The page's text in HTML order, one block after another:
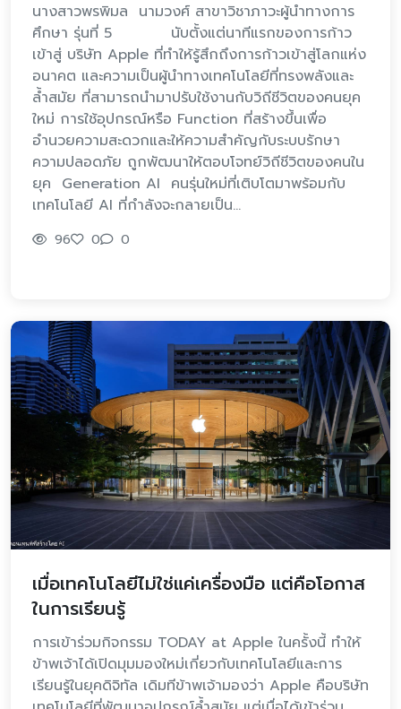
นางสาวพรพิมล นามวงศ์ สาขาวิชาภาวะผู้นำทางการ
ศึกษา รุ่นที่ 5 นับตั้งแต่นาทีแรกของการก้าว
เข้าสู่ บริษัท Apple ที่ทำให้รู้สึกถึงการก้าวเข้าสู่โลกแห่ง
อนาคต และความเป็นผู้นำทางเทคโนโลยีที่ทรงพลังและ
ล้ำสมัย ที่สามารถนำมาปรับใช้งานกับวิถีชีวิตของคนยุค
ใหม่ การใช้อุปกรณ์หรือ Function ที่สร้างขึ้นเพื่อ
อำนวยความสะดวกและให้ความสำคัญกับระบบรักษา
ความปลอดภัย ถูกพัฒนาให้ตอบโจทย์วิถีชีวิตของคนใน
ยุค Generation AI คนรุ่นใหม่ที่เติบโตมาพร้อมกับ
เทคโนโลยี AI ที่กำลังจะกลายเป็น…
96 0 0
เมื่อเทคโนโลยีไม่ใช่แค่เครื่องมือ แต่คือโอกาส
ในการเรียนรู้
การเข้าร่วมกิจกรรม TODAY at Apple ในครั้งนี้ ทำให้
ข้าพเจ้าได้เปิดมุมมองใหม่เกี่ยวกับเทคโนโลยีและการ
เรียนรู้ในยุคดิจิทัล เดิมทีข้าพเจ้ามองว่า Apple คือบริษัท